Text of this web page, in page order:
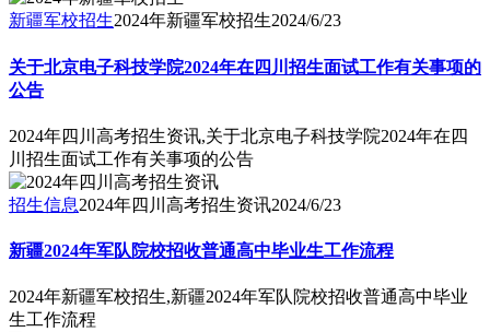
新疆军校招生2024年新疆军校招生2024/6/23
关于北京电子科技学院2024年在四川招生面试工作有关事项的
公告
2024年四川高考招生资讯,关于北京电子科技学院2024年在四
川招生面试工作有关事项的公告
招生信息2024年四川高考招生资讯2024/6/23
新疆2024年军队院校招收普通高中毕业生工作流程
2024年新疆军校招生,新疆2024年军队院校招收普通高中毕业
生工作流程